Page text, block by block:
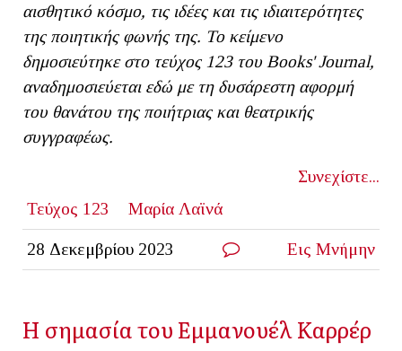
αισθητικό κόσμο, τις ιδέες και τις ιδιαιτερότητες
της ποιητικής φωνής της. To κείμενο
δημοσιεύτηκε στο τεύχος 123 του Books' Journal,
αναδημοσιεύεται εδώ με τη δυσάρεστη αφορμή
του θανάτου της ποιήτριας και θεατρικής
συγγραφέως.
Συνεχίστε...
Τεύχος 123
Μαρία Λαϊνά
28 Δεκεμβρίου 2023 Εις Μνήμην
H σημασία του Εμμανουέλ Καρρέρ